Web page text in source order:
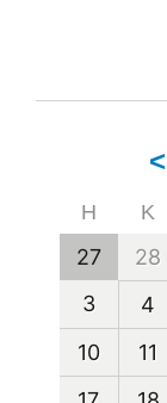
<
H K
27 28
3
4
10
11